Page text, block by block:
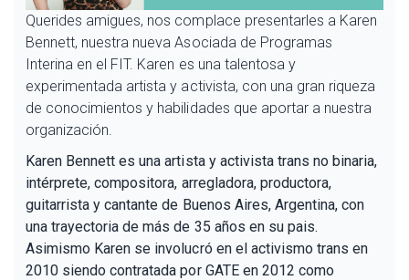
Querides amigues, nos complace presentarles a Karen
Bennett, nuestra nueva Asociada de Programas
Interina en el FIT. Karen es una talentosa y
experimentada artista y activista, con una gran riqueza
de conocimientos y habilidades que aportar a nuestra
organización.
Karen Bennett es una artista y activista trans no binaria,
intérprete, compositora, arregladora, productora,
guitarrista y cantante de Buenos Aires, Argentina, con
una trayectoria de más de 35 años en su pais.
Asimismo Karen se involucró en el activismo trans en
2010 siendo contratada por GATE en 2012 como